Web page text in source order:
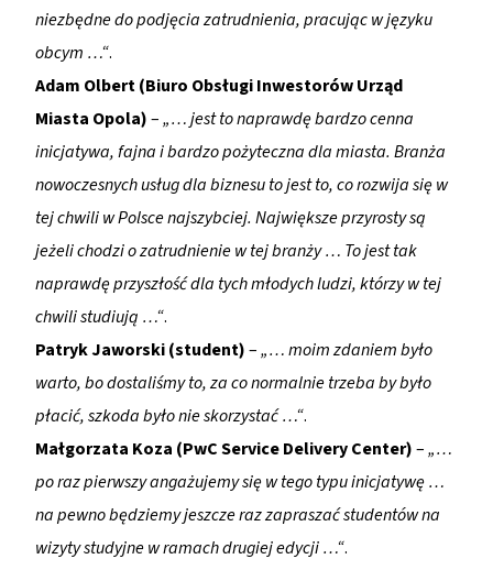
niezbędne do podjęcia zatrudnienia, pracując w języku
obcym …“.
Adam Olbert (Biuro Obsługi Inwestorów Urząd
Miasta Opola)–„… jest to naprawdę bardzo cenna
inicjatywa, fajna i bardzo pożyteczna dla miasta. Branża
nowoczesnych usług dla biznesu to jest to, co rozwija się w
tej chwili w Polsce najszybciej. Największe przyrosty są
jeżeli chodzi o zatrudnienie w tej branży … To jest tak
naprawdę przyszłość dla tych młodych ludzi, którzy w tej
chwili studiują …“.
Patryk Jaworski (student)–„… moim zdaniem było
warto, bo dostaliśmy to, za co normalnie trzeba by było
płacić, szkoda było nie skorzystać …“.
Małgorzata Koza (PwC Service Delivery Center)–„…
po raz pierwszy angażujemy się w tego typu inicjatywę …
na pewno będziemy jeszcze raz zapraszać studentów na
wizyty studyjne w ramach drugiej edycji …“.